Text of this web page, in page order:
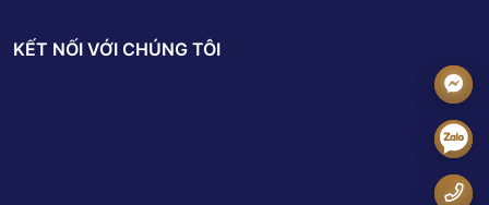
KẾT NỐI VỚI CHÚNG TÔI